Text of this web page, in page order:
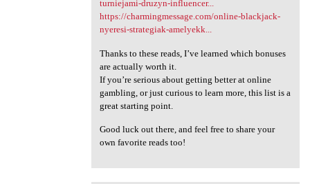
turniejami-druzyn-influencer...
https://charmingmessage.com/online-blackjack-
nyeresi-strategiak-amelyekk...
Thanks to these reads, I’ve learned which bonuses
are actually worth it.
If you’re serious about getting better at online
gambling, or just curious to learn more, this list is a
great starting point.
Good luck out there, and feel free to share your
own favorite reads too!